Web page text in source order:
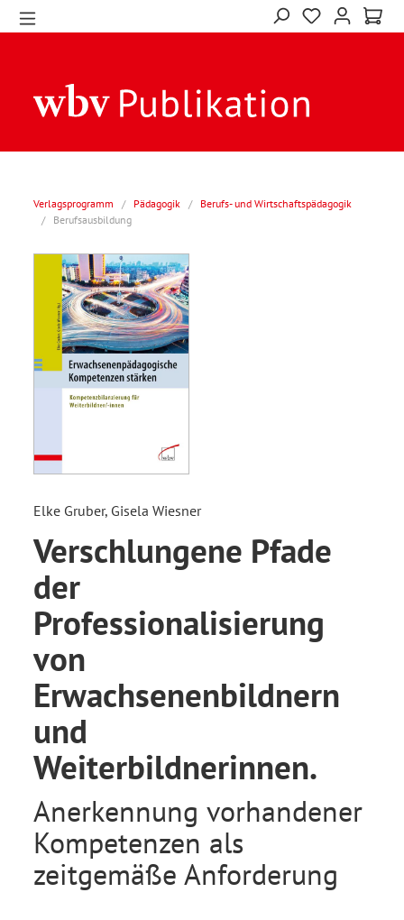
Verlagsprogramm / Pädagogik /
Berufs- und Wirtschaftspädagogik
/
Berufsausbildung
Elke Gruber, Gisela Wiesner
Verschlungene Pfade
der
Professionalisierung
von
Erwachsenenbildnern
und
Weiterbildnerinnen.
Anerkennung vorhandener
Kompetenzen als
zeitgemäße Anforderung